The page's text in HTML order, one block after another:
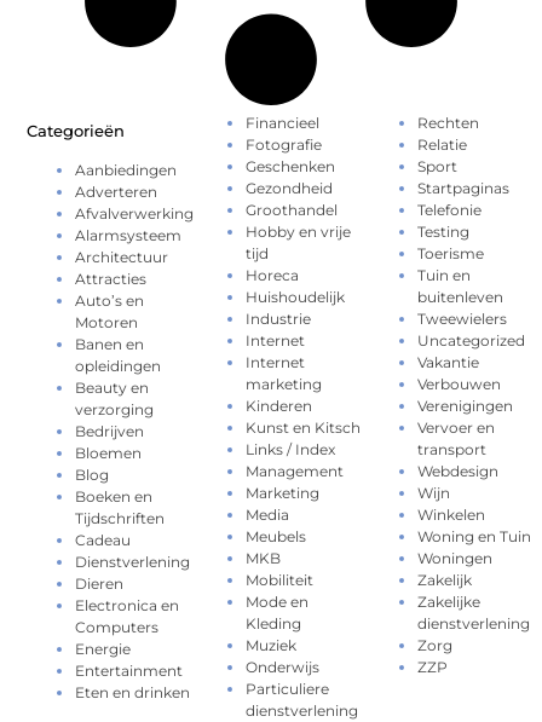
Categorieën
Aanbiedingen
Adverteren
Afvalverwerking
Alarmsysteem
Architectuur
Attracties
Auto’s en
Motoren
Banen en
opleidingen
Beauty en
verzorging
Bedrijven
Bloemen
Blog
Boeken en
Tijdschriften
Cadeau
Dienstverlening
Dieren
Electronica en
Computers
Energie
Entertainment
Eten en drinken
Financieel
Fotografie
Geschenken
Gezondheid
Groothandel
Hobby en vrije
tijd
Horeca
Huishoudelijk
Industrie
Internet
Internet
marketing
Kinderen
Kunst en Kitsch
Links / Index
Management
Marketing
Media
Meubels
MKB
Mobiliteit
Mode en
Kleding
Muziek
Onderwijs
Particuliere
dienstverlening
Rechten
Relatie
Sport
Startpaginas
Telefonie
Testing
Toerisme
Tuin en
buitenleven
Tweewielers
Uncategorized
Vakantie
Verbouwen
Verenigingen
Vervoer en
transport
Webdesign
Wijn
Winkelen
Woning en Tuin
Woningen
Zakelijk
Zakelijke
dienstverlening
Zorg
ZZP